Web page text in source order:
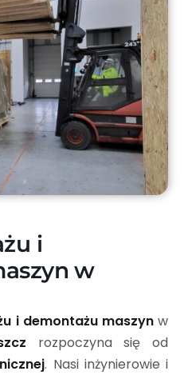
i
w
i demontażu maszynw
rozpoczyna się od
. Nasi inżynierowie i